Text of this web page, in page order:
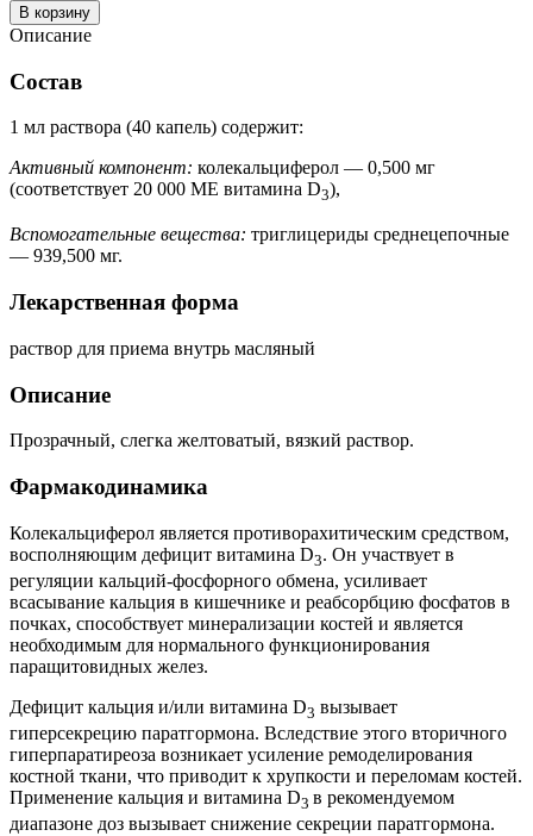
В корзину
Описание
Состав
1 мл раствора (40 капель) содержит:
Активный компонент: колекальциферол — 0,500 мг
(соответствует 20 000 ME витамина D3),
Вспомогательные вещества: триглицериды среднецепочные
— 939,500 мг.
Лекарственная форма
раствор для приема внутрь масляный
Описание
Прозрачный, слегка желтоватый, вязкий раствор.
Фармакодинамика
Колекальциферол является противорахитическим средством,
восполняющим дефицит витамина D3. Он участвует в
регуляции кальций-фосфорного обмена, усиливает
всасывание кальция в кишечнике и реабсорбцию фосфатов в
почках, способствует минерализации костей и является
необходимым для нормального функционирования
паращитовидных желез.
Дефицит кальция и/или витамина D3 вызывает
гиперсекрецию паратгормона. Вследствие этого вторичного
гиперпаратиреоза возникает усиление ремоделирования
костной ткани, что приводит к хрупкости и переломам костей.
Применение кальция и витамина D3 в рекомендуемом
диапазоне доз вызывает снижение секреции паратгормона.